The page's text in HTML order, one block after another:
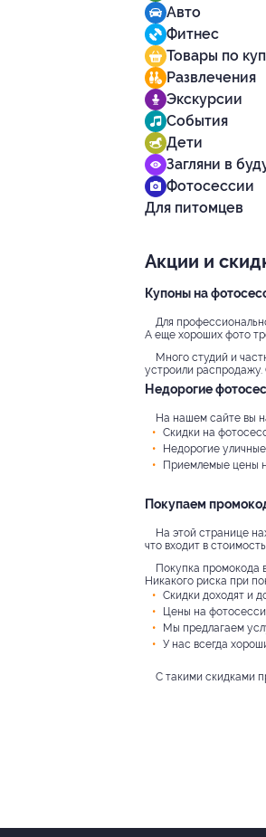
Авто
Фитнес
Товары по
Развлечения
Экскурсии
События
Дети
Загляни в
Фотосессии
Для питомцев
Акции и
Купоны на
Для
А еще хороших фото
Много студий и
устроили
Недорогие
На нашем сайте вы
Скидки на
Недорогие
Приемлемые цены
Покупаем
На этой странице
что входит в
Покупка промокода
Никакого риска при
Скидки доходят и
Цены на
Мы предлагаем
У нас всегда
С такими скидками